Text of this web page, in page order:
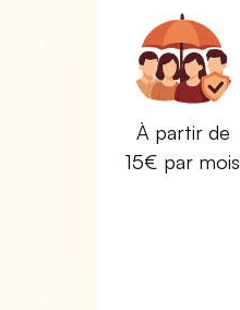
À partir de
15€ par mois